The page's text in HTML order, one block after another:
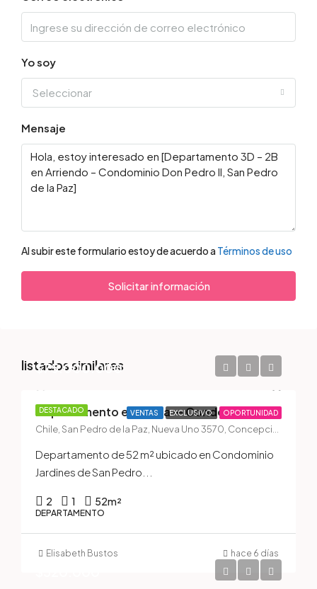
Yo soy
Seleccionar
Mensaje
Al subir este formulario estoy de acuerdo a Términos de uso
Solicitar información
listados similares
DESTACADO VENTAS EXCLUSIVO OPORTUNIDAD
$75.000.000
Departamento en Venta — Condominio Jardines de San Pedro II, San Pedro de la Paz
Departamento de 52 m² ubicado en Condominio
Jardines de San Pedro...
2 1 52m²
DEPARTAMENTO
Elisabeth Bustos hace 6 días